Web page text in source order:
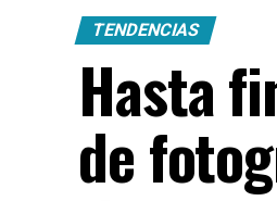
TENDENCIAS
Hasta
de